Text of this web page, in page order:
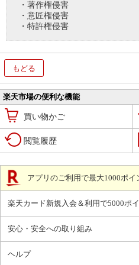
・著作権侵害
・意匠権侵害
・特許権侵害
もどる
楽天市場の便利な機能
買い物かご
閲覧履歴
アプリのご利用で最大1000ポイ
楽天カード新規入会＆利用で5000ポイ
安心・安全への取り組み
ヘルプ